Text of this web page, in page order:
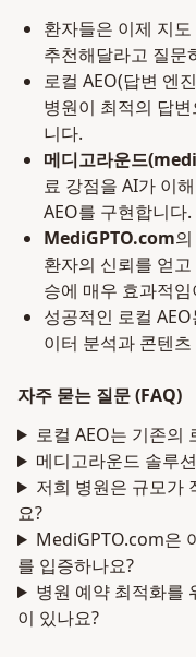
환자들은 이제 지
추천해달라고 질문
로컬 AEO(답변 엔
병원이 최적의 답
니다.
메디고라운드
료 강점을 AI가 이
AEO를 구현합니다.
MediGPTO.com
환자의 신뢰를 얻고
승에 매우 효과적
성공적인 로컬
이터 분석과 콘텐
자주 묻는 질문 (FAQ)
로컬 AEO는 기존의
메디고라운드 솔루
저희 병원은 규모가
요?
MediGPTO.com은
를 입증하나요?
병원 예약 최적화를
이 있나요?